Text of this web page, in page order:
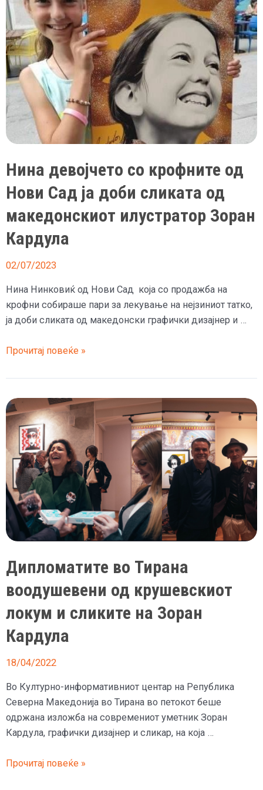
Нина девојчето со крофните од
Нови Сад ја доби сликата од
македонскиот илустратор Зоран
Кардула
02/07/2023
Нина Нинковиќ од Нови Сад која со продажба на
крофни собираше пари за лекување на нејзиниот татко,
ја доби сликата од македонски графички дизајнер и …
Нина
со
крофните
од
Нови
Сад
ја
доби
сликата
од
македонскиот
илустратор
Кардула
Прочитај повеќе »
Дипломатите во Тирана
воодушевени од крушевскиот
локум и сликите на Зоран
Кардула
18/04/2022
Во Културно-информативниот центар на Република
Северна Македонија во Тирана во петокот беше
одржана изложба на современиот уметник Зоран
Кардула, графички дизајнер и сликар, на која …
Дипломатите
Прочитај повеќе »